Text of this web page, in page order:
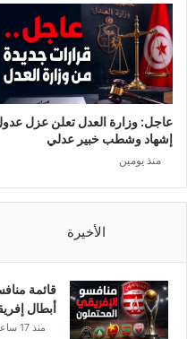
عاجل: وزارة العدل تعلن عزل
إشهاد وشطب خبير عدلي
منذ يومين
الأخيرة
قائمة
أبطال
منذ 17 ساعة